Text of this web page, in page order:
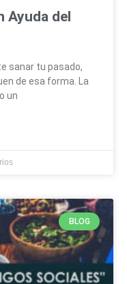
Ayuda del
sanar tu pasado,
de esa forma. La
un
BLOG